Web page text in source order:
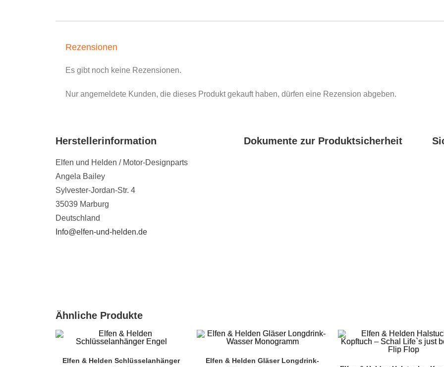
Rezensionen
Es gibt noch keine Rezensionen.
Nur angemeldete Kunden, die dieses Produkt gekauft haben, dürfen eine Rezension abgeben.
Herstellerinformation
Elfen und Helden / Motor-Designparts
Angela Bailey
Sylvester-Jordan-Str. 4
35039 Marburg
Deutschland
Info@elfen-und-helden.de
Dokumente zur Produktsicherheit
Ähnliche Produkte
Elfen & Helden Schlüsselanhänger
Elfen & Helden Gläser Longdrink-